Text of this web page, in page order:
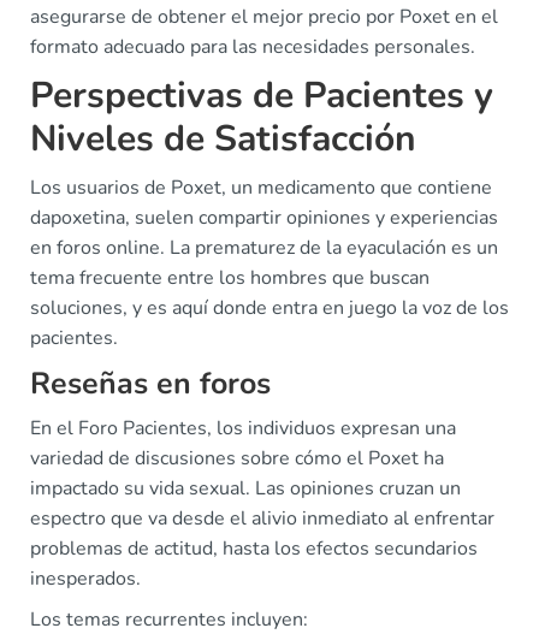
asegurarse de obtener el mejor precio por Poxet en el
formato adecuado para las necesidades personales.
Perspectivas de Pacientes y
Niveles de Satisfacción
Los usuarios de Poxet, un medicamento que contiene
dapoxetina, suelen compartir opiniones y experiencias
en foros online. La prematurez de la eyaculación es un
tema frecuente entre los hombres que buscan
soluciones, y es aquí donde entra en juego la voz de los
pacientes.
Reseñas en foros
En el Foro Pacientes, los individuos expresan una
variedad de discusiones sobre cómo el Poxet ha
impactado su vida sexual. Las opiniones cruzan un
espectro que va desde el alivio inmediato al enfrentar
problemas de actitud, hasta los efectos secundarios
inesperados.
Los temas recurrentes incluyen: